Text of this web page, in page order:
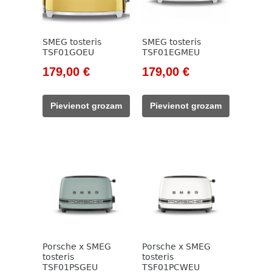
SMEG tosteris
TSF01GOEU
Original
was:
229,00 €.
179,00 €Current
179,00 €.
Pievienot grozam
SMEG tosteris
TSF01EGMEU
Original
was:
205,00 €.
179,00 €Current
179,00 €.
Pievienot grozam
Porsche x SMEG
tosteris
TSF01PSGEU
Porsche x SMEG
tosteris
TSF01PCWEU